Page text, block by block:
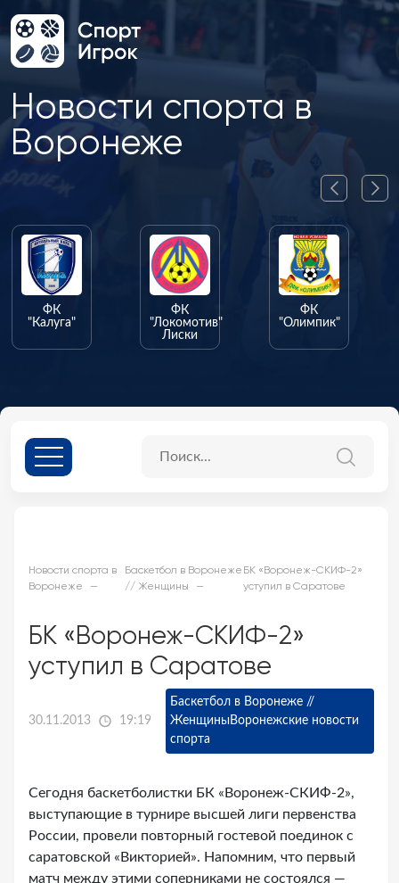
Новости спорта в
Воронеже
ФК
"Калуга"
ФК
"Локомотив"
Лиски
ФК
"Олимпик"
Новости спорта в
Воронеже
Баскетбол в Воронеже
// Женщины
БК «Воронеж-СКИФ-2»
уступил в Саратове
БК «Воронеж-СКИФ-2»
уступил в Саратове
30.11.2013 19:19
Баскетбол в Воронеже //
ЖенщиныВоронежские новости
спорта
Сегодня баскетболистки БК «Воронеж-СКИФ-2»,
выступающие в турнире высшей лиги первенства
России, провели повторный гостевой поединок с
саратовской «Викторией». Напомним, что первый
матч между этими соперниками не состоялся —